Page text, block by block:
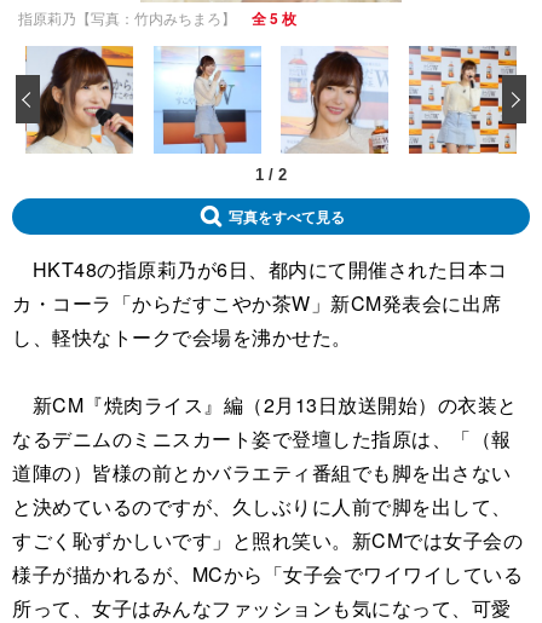
指原莉乃【写真：竹内みちまろ】 全 5 枚
1 / 2
‹
写真をすべて見る
HKT48の指原莉乃が6日、都内にて開催された日本コ
カ・コーラ「からだすこやか茶W」新CM発表会に出席
し、軽快なトークで会場を沸かせた。
新CM『焼肉ライス』編（2月13日放送開始）の衣装と
なるデニムのミニスカート姿で登壇した指原は、「（報
道陣の）皆様の前とかバラエティ番組でも脚を出さない
と決めているのですが、久しぶりに人前で脚を出して、
すごく恥ずかしいです」と照れ笑い。新CMでは女子会の
様子が描かれるが、MCから「女子会でワイワイしている
所って、女子はみんなファッションも気になって、可愛